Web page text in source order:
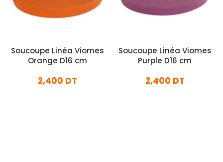
Soucoupe Linéa Viomes
Orange D16 cm
2,400 DT
Soucoupe Linéa Viomes
Purple D16 cm
2,400 DT